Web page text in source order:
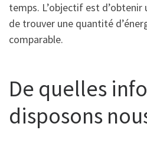
temps. L’objectif est
de trouver une quantité
comparable.
De quelles
disposons